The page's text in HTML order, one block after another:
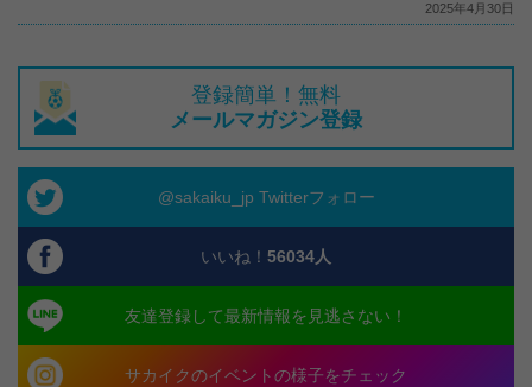
2025年4月30日
登録簡単！無料
メールマガジン登録
@sakaiku_jp Twitterフォロー
いいね！ 56034人
友達登録して最新情報を見逃さない！
サカイクのイベントの様子をチェック